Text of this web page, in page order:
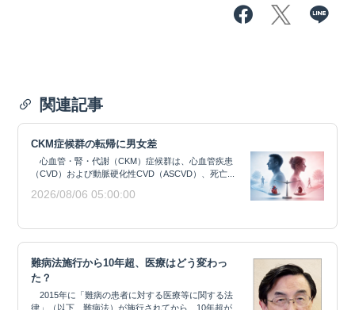
関連記事
CKM症候群の転帰に男女差
心血管・腎・代謝（CKM）症候群は、心血管疾患
（CVD）および動脈硬化性CVD（ASCVD）、死亡...
2026/08/06 05:00:00
難病法施行から10年超、医療はどう変わっ
た？
2015年に「難病の患者に対する医療等に関する法
律」（以下、難病法）が施行されてから、10年超が